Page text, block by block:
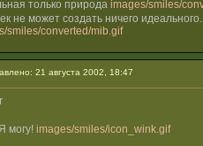
только природа images/smiles/
не может создать ничего идеального.
smiles/converted/mib.gif
21 августа 2002, 18:47
могу! images/smiles/icon_wink.gif